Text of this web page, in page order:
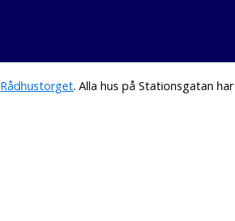
Rådhustorget. Alla hus på Stationsgatan har